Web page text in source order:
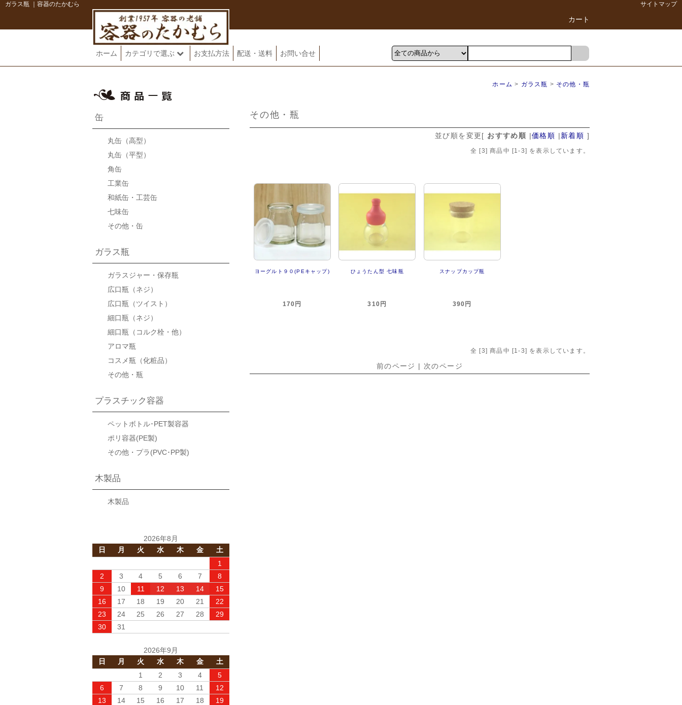
ガラス瓶 ｜容器のたかむら サイトマップ
カート
ホーム カテゴリで選ぶ お支払方法 配送・送料 お問い合せ
ホーム > ガラス瓶 > その他・瓶
その他・瓶
並び順を変更[ おすすめ順 |価格順 |新着順 ]
全 [3] 商品中 [1-3] を表示しています。
ヨーグルト９０(PEキャップ)
170円
ひょうたん型 七味瓶
310円
スナップカップ瓶
390円
全 [3] 商品中 [1-3] を表示しています。
前のページ | 次のページ
缶
丸缶（高型）
丸缶（平型）
角缶
工業缶
和紙缶・工芸缶
七味缶
その他・缶
ガラス瓶
ガラスジャー・保存瓶
広口瓶（ネジ）
広口瓶（ツイスト）
細口瓶（ネジ）
細口瓶（コルク栓・他）
アロマ瓶
コスメ瓶（化粧品）
その他・瓶
プラスチック容器
ペットボトル･PET製容器
ポリ容器(PE製)
その他・プラ(PVC･PP製)
木製品
木製品
2026年8月
日
月 火 水 木 金
土
1
2
3 4 5 6 7
8
9
10 11 12 13 14
15
16
17 18 19 20 21
22
23
24 25 26 27 28
29
30
31
2026年9月
日
月 火 水 木 金
土
1
2 3 4
5
6
7 8 9 10 11
12
13
14 15 16 17 18
19